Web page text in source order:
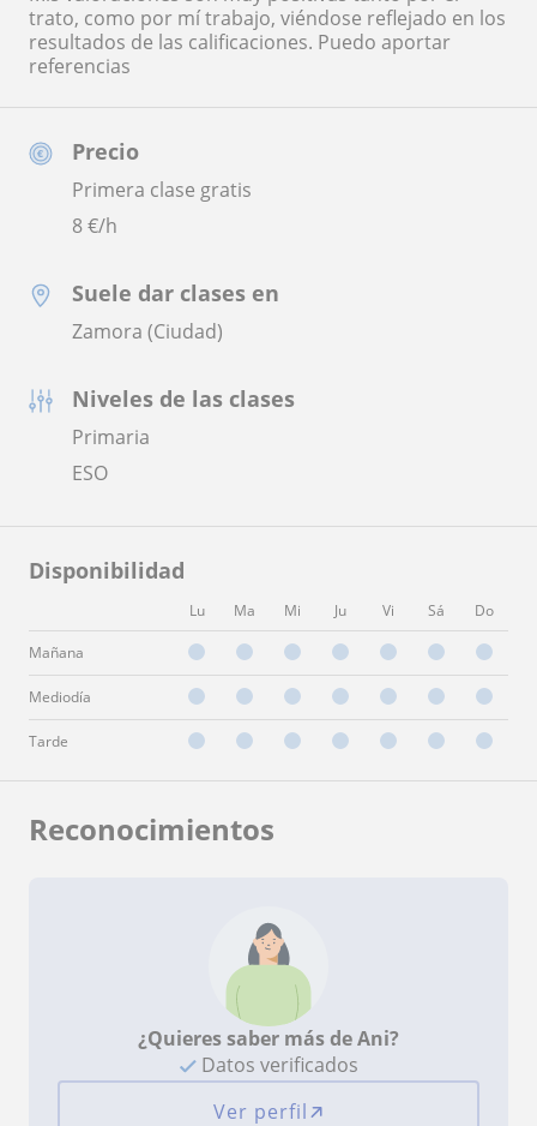
Precio
Primera clase gratis
8€/h
Suele dar clases en
Zamora (Ciudad)
Niveles de las clases
Primaria
ESO
Disponibilidad
Lu Ma Mi Ju Vi Sá Do
Mañana
Mediodía
Tarde
trato, como por mí trabajo, viéndose reflejado en los
resultados de las calificaciones. Puedo aportar
referencias
Reconocimientos
¿Quieres saber más de Ani?
Datos verificados
Ver perfil